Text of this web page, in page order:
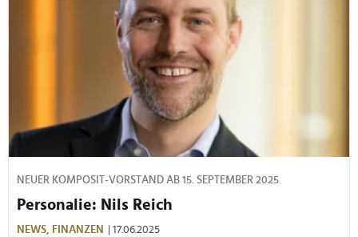
NEUER KOMPOSIT-VORSTAND AB 15. SEPTEMBER 2025
Personalie: Nils Reich
NEWS, FINANZEN | 17.06.2025